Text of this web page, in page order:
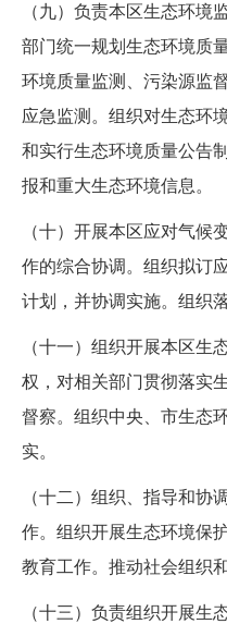
（九）负责本区生态环境
部门统一规划生态环境质
环境质量监测、污染源监
应急监测。组织对生态环
和实行生态环境质量公告
报和重大生态环境信息。
（十）开展本区应对气候
作的综合协调。组织拟订
计划，并协调实施。组织
（十一）组织开展本区生
权，对相关部门贯彻落实
督察。组织中央、市生态
实。
（十二）组织、指导和协
作。组织开展生态环境保
教育工作。推动社会组织
（十三）负责组织开展生